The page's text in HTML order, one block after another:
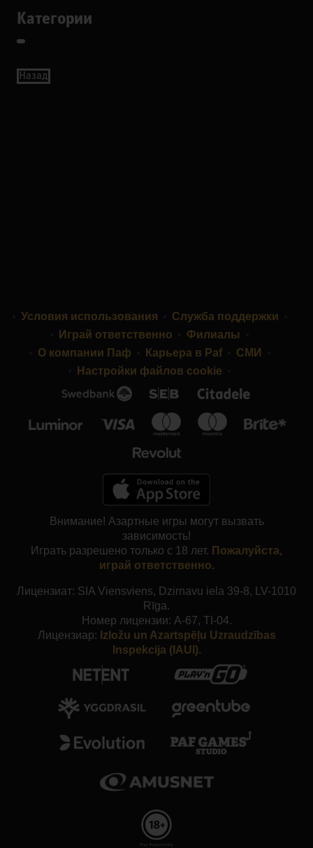
Категории
Назад
Условия использования
Служба поддержки
Играй ответственно
Филиалы
О компании Паф
Карьера в Paf
СМИ
Настройки файлов cookie
Внимание! Азартные игры могут вызвать
зависимость!
Играть разрешено только с 18 лет. Пожалуйста,
играй ответственно.
Лицензиат: SIA Viensviens, Dzirnavu iela 39-8, LV-1010
Rīga.
Номер лицензии: A-67, TI-04.
Лицензиар: Izložu un Azartspēļu Uzraudzības
Inspekcija (IAUI).